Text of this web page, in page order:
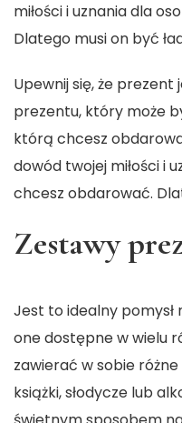
miłości i uznania dla
Dlatego musi on być
Upewnij się, że prezent
prezentu, który może
którą chcesz
dowód twojej miłości i
chcesz obdarować.
Zestawy
Jest to idealny pomysł
one dostępne w wielu
zawierać w sobie
książki, słodycze lub